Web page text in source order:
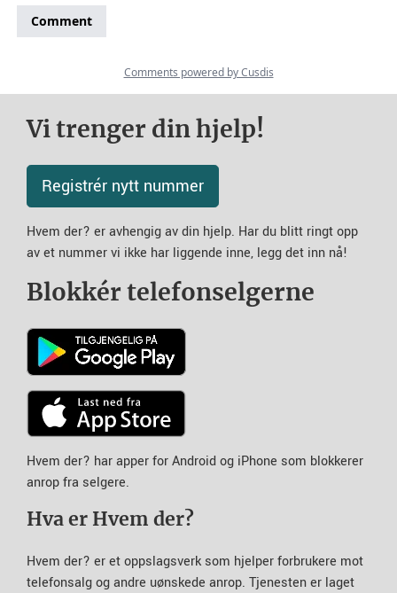
Vi trenger din hjelp!
Registrér nytt nummer
Hvem der? er avhengig av din hjelp. Har du blitt ringt opp
av et nummer vi ikke har liggende inne, legg det inn nå!
Blokkér telefonselgerne
Hvem der? har apper for Android og iPhone som blokkerer
anrop fra selgere.
Hva er Hvem der?
Hvem der? er et oppslagsverk som hjelper forbrukere mot
telefonsalg og andre uønskede anrop. Tjenesten er laget